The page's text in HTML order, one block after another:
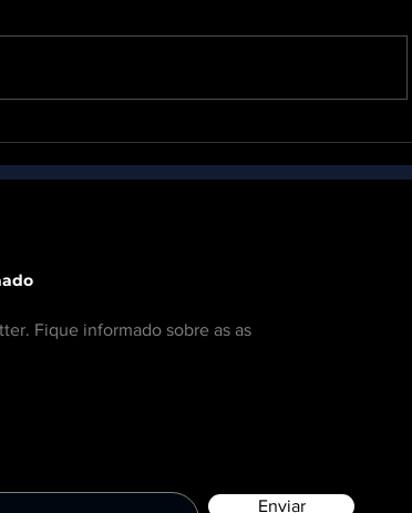
Brasil no ranking 100
Fique informado sobre as as
Enviar